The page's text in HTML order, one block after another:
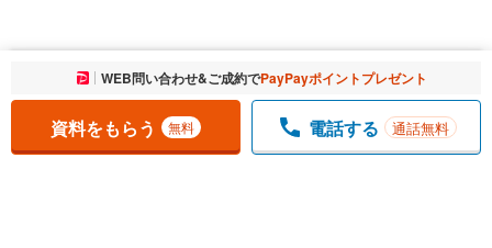
お気に入りに追加しました。 一覧を開く
WEB問い合わせ&ご成約でPayPayポイントプレゼント
資料をもらう 無料 電話する 通話無料